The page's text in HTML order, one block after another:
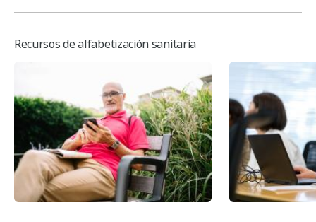
Recursos de alfabetización sanitaria